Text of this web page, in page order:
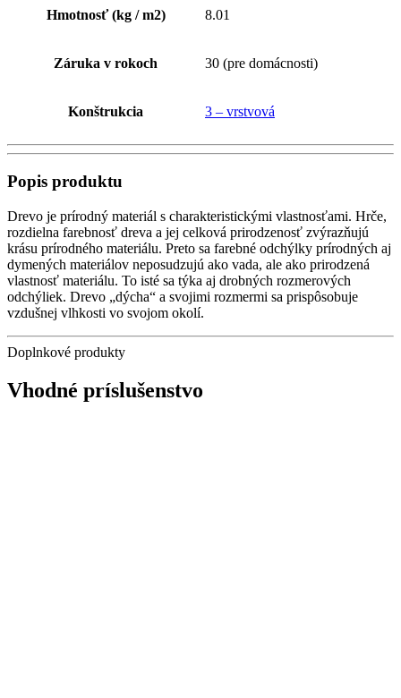
Hmotnosť (kg / m2) 8.01
Záruka v rokoch 30 (pre domácnosti)
Konštrukcia 3 – vrstvová
Popis produktu
Drevo je prírodný materiál s charakteristickými vlastnosťami. Hrče,
rozdielna farebnosť dreva a jej celková prirodzenosť zvýrazňujú
krásu prírodného materiálu. Preto sa farebné odchýlky prírodných aj
dymených materiálov neposudzujú ako vada, ale ako prirodzená
vlastnosť materiálu. To isté sa týka aj drobných rozmerových
odchýliek. Drevo „dýcha“ a svojimi rozmermi sa prispôsobuje
vzdušnej vlhkosti vo svojom okolí.
Doplnkové produkty
Vhodné príslušenstvo